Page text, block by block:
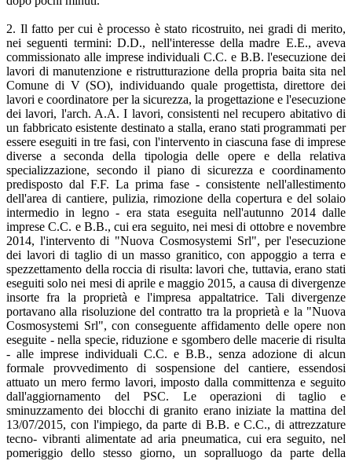
2. Il fatto per cui è processo è stato ricostruito, nei gradi di merito,
nei seguenti termini: D.D., nell'interesse della madre E.E., aveva
commissionato alle imprese individuali C.C. e B.B. l'esecuzione dei
lavori di manutenzione e ristrutturazione della propria baita sita nel
Comune di V (SO), individuando quale progettista, direttore dei
lavori e coordinatore per la sicurezza, la progettazione e l'esecuzione
dei lavori, l'arch. A.A. I lavori, consistenti nel recupero abitativo di
un fabbricato esistente destinato a stalla, erano stati programmati per
essere eseguiti in tre fasi, con l'intervento in ciascuna fase di imprese
diverse a seconda della tipologia delle opere e della relativa
specializzazione, secondo il piano di sicurezza e coordinamento
predisposto dal F.F. La prima fase - consistente nell'allestimento
dell'area di cantiere, pulizia, rimozione della copertura e del solaio
intermedio in legno - era stata eseguita nell'autunno 2014 dalle
imprese C.C. e B.B., cui era seguito, nei mesi di ottobre e novembre
2014, l'intervento di "Nuova Cosmosystemi Srl", per l'esecuzione
dei lavori di taglio di un masso granitico, con appoggio a terra e
spezzettamento della roccia di risulta: lavori che, tuttavia, erano stati
eseguiti solo nei mesi di aprile e maggio 2015, a causa di divergenze
insorte fra la proprietà e l'impresa appaltatrice. Tali divergenze
portavano alla risoluzione del contratto tra la proprietà e la "Nuova
Cosmosystemi Srl", con conseguente affidamento delle opere non
eseguite - nella specie, riduzione e sgombero delle macerie di risulta
- alle imprese individuali C.C. e B.B., senza adozione di alcun
formale provvedimento di sospensione del cantiere, essendosi
attuato un mero fermo lavori, imposto dalla committenza e seguito
dall'aggiornamento del PSC. Le operazioni di taglio e
sminuzzamento dei blocchi di granito erano iniziate la mattina del
13/07/2015, con l'impiego, da parte di B.B. e C.C., di attrezzature
tecno- vibranti alimentate ad aria pneumatica, cui era seguito, nel
pomeriggio dello stesso giorno, un sopralluogo da parte della